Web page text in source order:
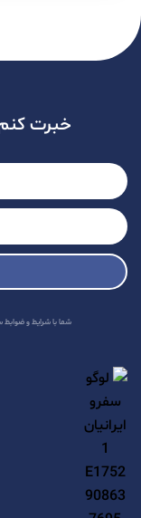
خبرت
e
n
t
i
شما با شرایط و